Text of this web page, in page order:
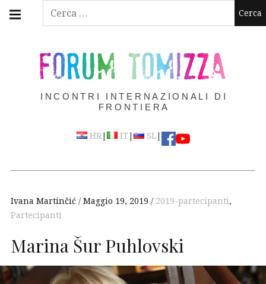
Ricerca
Skip
FORUM TOMIZZA
INCONTRI INTERNAZIONALI DI
FRONTIERA
HR| IT | SL|
navigation
Ivana Martinčić Maggio 19, 2019 2019-partecipanti,
Partecipanti
Marina Šur Puhlovski